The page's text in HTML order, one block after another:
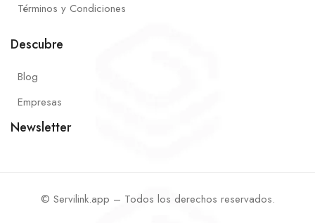
Términos y Condiciones
Descubre
Blog
Empresas
Newsletter
© Servilink.app – Todos los derechos reservados.